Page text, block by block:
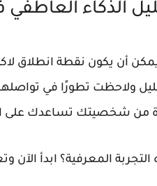
الذكاء العاطفي
أن يكون نقطة انطلاق
ولاحظت تطورًا في
من شخصيتك تساعدك على
المعرفية؟ ابدأ